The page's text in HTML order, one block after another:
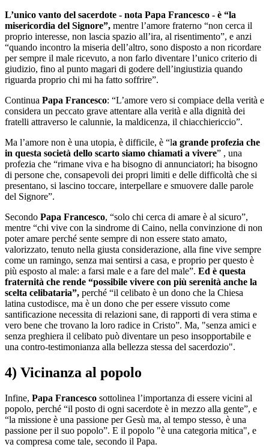
L’unico vanto del sacerdote - nota Papa Francesco - è “la
misericordia del Signore”, mentre l’amore fraterno “non cerca il
proprio interesse, non lascia spazio all’ira, al risentimento”, e anzi
“quando incontro la miseria dell’altro, sono disposto a non ricordare
per sempre il male ricevuto, a non farlo diventare l’unico criterio di
giudizio, fino al punto magari di godere dell’ingiustizia quando
riguarda proprio chi mi ha fatto soffrire”.
Continua Papa Francesco: “L’amore vero si compiace della verità e
considera un peccato grave attentare alla verità e alla dignità dei
fratelli attraverso le calunnie, la maldicenza, il chiacchiericcio”.
Ma l’amore non è una utopia, è difficile, è “la grande profezia che
in questa società dello scarto siamo chiamati a vivere” , una
profezia che “rimane viva e ha bisogno di annunciatori; ha bisogno
di persone che, consapevoli dei propri limiti e delle difficoltà che si
presentano, si lascino toccare, interpellare e smuovere dalle parole
del Signore”.
Secondo Papa Francesco, “solo chi cerca di amare è al sicuro”,
mentre “chi vive con la sindrome di Caino, nella convinzione di non
poter amare perché sente sempre di non essere stato amato,
valorizzato, tenuto nella giusta considerazione, alla fine vive sempre
come un ramingo, senza mai sentirsi a casa, e proprio per questo è
più esposto al male: a farsi male e a fare del male”. Ed è questa
fraternità che rende “possibile vivere con più serenità anche la
scelta celibataria”, perché “il celibato è un dono che la Chiesa
latina custodisce, ma è un dono che per essere vissuto come
santificazione necessita di relazioni sane, di rapporti di vera stima e
vero bene che trovano la loro radice in Cristo”. Ma, "senza amici e
senza preghiera il celibato può diventare un peso insopportabile e
una contro-testimonianza alla bellezza stessa del sacerdozio".
4) Vicinanza al popolo
Infine, Papa Francesco sottolinea l’importanza di essere vicini al
popolo, perché “il posto di ogni sacerdote è in mezzo alla gente”, e
“la missione è una passione per Gesù ma, al tempo stesso, è una
passione per il suo popolo”. E il popolo "è una categoria mitica", e
va compresa come tale, secondo il Papa.